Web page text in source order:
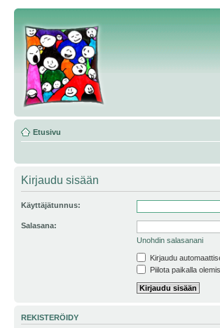
Etusivu
Kirjaudu sisään
Käyttäjätunnus:
Salasana:
Unohdin salasanani
Kirjaudu
Piilota paikalla
REKISTERÖIDY